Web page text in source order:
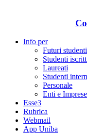
Info per
Futuri studenti
Studenti
Laureati
Studenti
Personale
Enti e Imprese
Esse3
Rubrica
Webmail
App Uniba